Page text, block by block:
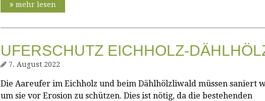
mehr lesen
UFERSCHUTZ EICHHOLZ-
7. August 2022
Die Aareufer im Eichholz und beim Dählhölzliwald müssen saniert
um sie vor Erosion zu schützen. Dies ist nötig, da die bestehenden